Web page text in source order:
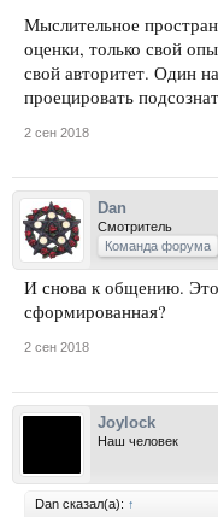
Мыслительное
оценки, только свой
свой авторитет. Один
проецировать
2 сен 2018
Dan
Смотритель
Команда форума
И снова к общению.
сформированная?
2 сен 2018
Joylock
Наш человек
Dan сказал(а): ↑